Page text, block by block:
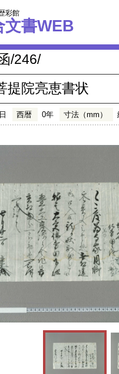
彩館
文書WEB
/246/
提院亮恵書状
西暦 0年 寸法（mm）